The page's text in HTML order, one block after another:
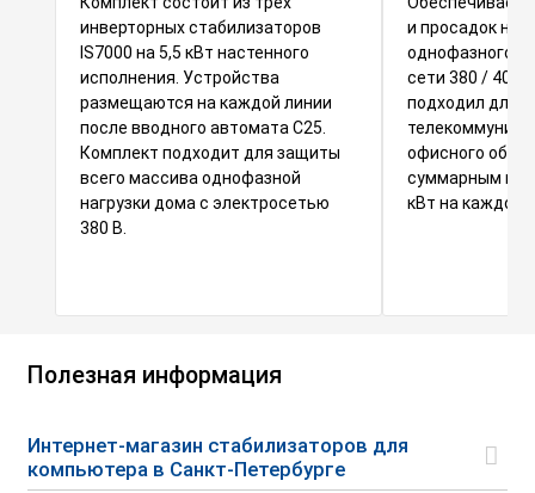
инверторных стабилизаторов
IS7000 на 5,5 кВт настенного
исполнения. Устройства
размещаются на каждой линии
после вводного автомата С25.
Комплект подходит для защиты
всего массива однофазной
нагрузки дома с электросетью
380 В.
и просадок
однофазного
сети 380 / 400
подходил для
офисного
суммарным
кВт на каждой
Полезная информация
Интернет-магазин стабилизаторов для
компьютера в Санкт-Петербурге